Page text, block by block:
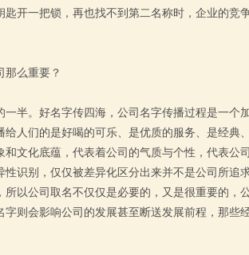
开一把锁，再也找不到第二名称时，企业的竞
那么重要？
半。好名字传四海，公司名字传播过程是一个
人们的是好喝的可乐、是优质的服务、是经典
文化底蕴，代表着公司的气质与个性，代表公
识别，仅仅被差异化区分出来并不是公司所追
以公司取名不仅仅是必要的，又是很重要的，
则会影响公司的发展甚至断送发展前程，那些